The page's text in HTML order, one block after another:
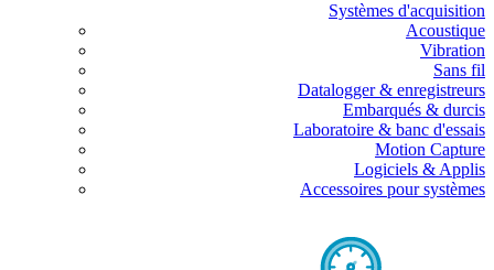
Systèmes d'acquisition
Acoustique
Vibration
Sans fil
Datalogger & enregistreurs
Embarqués & durcis
Laboratoire & banc d'essais
Motion Capture
Logiciels & Applis
Accessoires pour systèmes